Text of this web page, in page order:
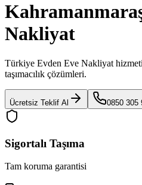
Nakliyat
Türkiye Evden Eve Nakliyat
taşımacılık çözümleri.
Ücretsiz Teklif Al 0850 305
Sigortalı Taşıma
Tam koruma garantisi